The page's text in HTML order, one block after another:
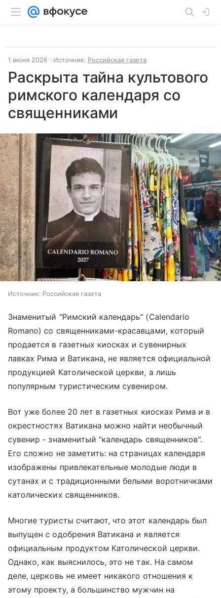
1 июня 2026 Источник: Российская газета
Раскрыта тайна культового
римского календаря со
священниками
Источник: Российская газета
Знаменитый "Римский календарь" (Calendario
Romano) со священниками-красавцами, который
продается в газетных киосках и сувенирных
лавках Рима и Ватикана, не является официальной
продукцией Католической церкви, а лишь
популярным туристическим сувениром.
Вот уже более 20 лет в газетных киосках Рима и в
окрестностях Ватикана можно найти необычный
сувенир - знаменитый "календарь священников".
Его сложно не заметить: на страницах календаря
изображены привлекательные молодые люди в
сутанах и с традиционными белыми воротничками
католических священников.
Многие туристы считают, что этот календарь был
выпущен с одобрения Ватикана и является
официальным продуктом Католической церкви.
Однако, как выяснилось, это не так. На самом
деле, церковь не имеет никакого отношения к
этому проекту, а большинство мужчин на